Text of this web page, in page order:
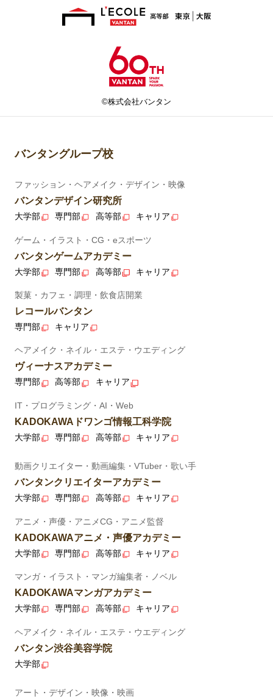
©株式会社バンタン
バンタングループ校
ファッション・ヘアメイク・デザイン・映像
バンタンデザイン研究所
大学部 専門部 高等部 キャリア
ゲーム・イラスト・CG・eスポーツ
バンタンゲームアカデミー
大学部 専門部 高等部 キャリア
製菓・カフェ・調理・飲食店開業
レコールバンタン
専門部 キャリア
ヘアメイク・ネイル・エステ・ウエディング
ヴィーナスアカデミー
専門部 高等部 キャリア
IT・プログラミング・AI・Web
KADOKAWAドワンゴ情報工科学院
大学部 専門部 高等部 キャリア
動画クリエイター・動画編集・VTuber・歌い手
バンタンクリエイターアカデミー
大学部 専門部 高等部 キャリア
アニメ・声優・アニメCG・アニメ監督
KADOKAWAアニメ・声優アカデミー
大学部 専門部 高等部 キャリア
マンガ・イラスト・マンガ編集者・ノベル
KADOKAWAマンガアカデミー
大学部 専門部 高等部 キャリア
ヘアメイク・ネイル・エステ・ウエディング
バンタン渋谷美容学院
大学部
アート・デザイン・映像・映画